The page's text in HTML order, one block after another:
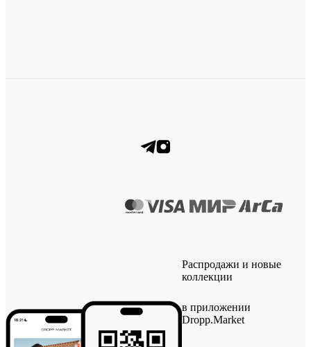
Распродажи и новые
коллекции
в приложении
Dropp.Market